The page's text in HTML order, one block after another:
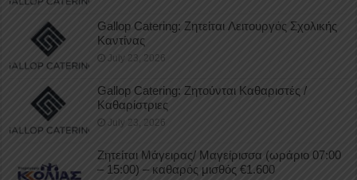
Gallop Catering: Ζητείται Λειτουργός Σχολικής
Καντίνας
July 23, 2026
Gallop Catering: Ζητούνται Καθαριστές /
Καθαρίστριες
July 23, 2026
Ζητείται Μάγειρας/ Μαγείρισσα (ωράριο 07:00
– 15:00) – καθαρός μισθός €1.600